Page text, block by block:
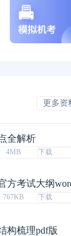
更多资
全解析
4MB 下载
方考试大纲
767KB 下载
构梳理pdf版